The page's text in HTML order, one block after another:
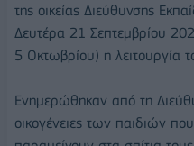
της οικείας Διεύθυνσης
Δευτέρα 21 Σεπτεμβρίου
5 Οκτωβρίου) η λειτουργία
Ενημερώθηκαν από τη
οικογένειες των παιδιών